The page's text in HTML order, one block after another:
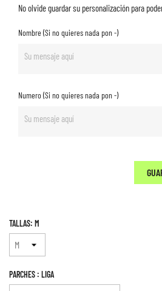
No olvide guardar su personalización para
Nombre (Si no quieres nada pon -)
Numero (Si no quieres nada pon -)
TALLAS: M
PARCHES : LIGA